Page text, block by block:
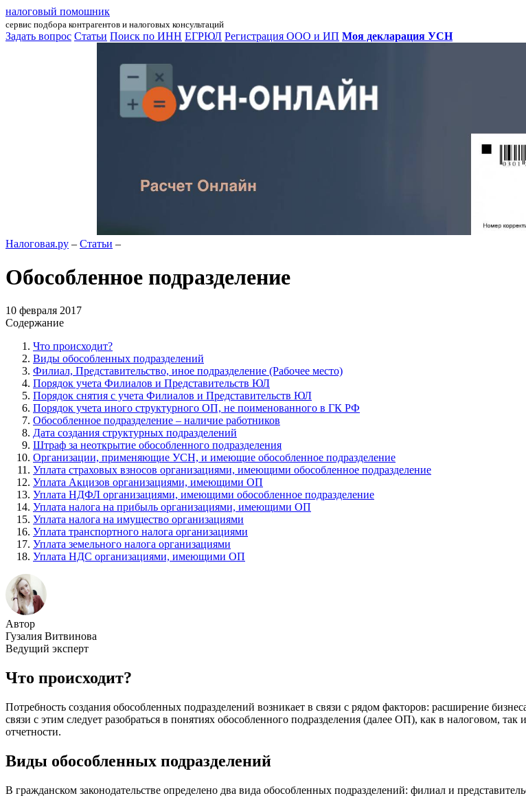
налоговый помошник
сервис подбора контрагентов и налоговых консультаций
Задать вопрос Статьи Поиск по ИНН ЕГРЮЛ Регистрация ООО и ИП Моя декларация УСН
Налоговая.ру – Статьи –
Обособленное подразделение
10 февраля 2017
Содержание
Что происходит?
Виды обособленных подразделений
Филиал, Представительство, иное подразделение (Рабочее место)
Порядок учета Филиалов и Представительств ЮЛ
Порядок снятия с учета Филиалов и Представительств ЮЛ
Порядок учета иного структурного ОП, не поименованного в ГК РФ
Обособленное подразделение – наличие работников
Дата создания структурных подразделений
Штраф за неоткрытие обособленного подразделения
Организации, применяющие УСН, и имеющие обособленное подразделение
Уплата страховых взносов организациями, имеющими обособленное подразделение
Уплата Акцизов организациями, имеющими ОП
Уплата НДФЛ организациями, имеющими обособленное подразделение
Уплата налога на прибыль организациями, имеющими ОП
Уплата налога на имущество организациями
Уплата транспортного налога организациями
Уплата земельного налога организациями
Уплата НДС организациями, имеющими ОП
Автор
Гузалия Витвинова
Ведущий эксперт
Что происходит?
Потребность создания обособленных подразделений возникает в связи с рядом факторов: расширение
связи с этим следует разобраться в понятиях обособленного подразделения (далее ОП), как в налоговом,
отчетности.
Виды обособленных подразделений
В гражданском законодательстве определено два вида обособленных подразделений: филиал и